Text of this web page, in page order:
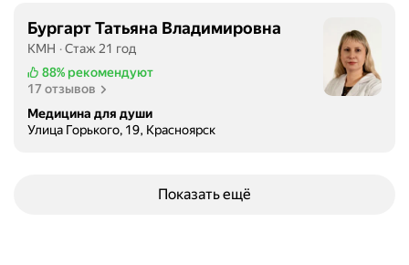
Бургарт Татьяна Владимировна
КМН
Стаж 21 год
88% рекомендуют
17 отзывов
Медицина для души
Улица Горького, 19, Красноярск
Показать ещё